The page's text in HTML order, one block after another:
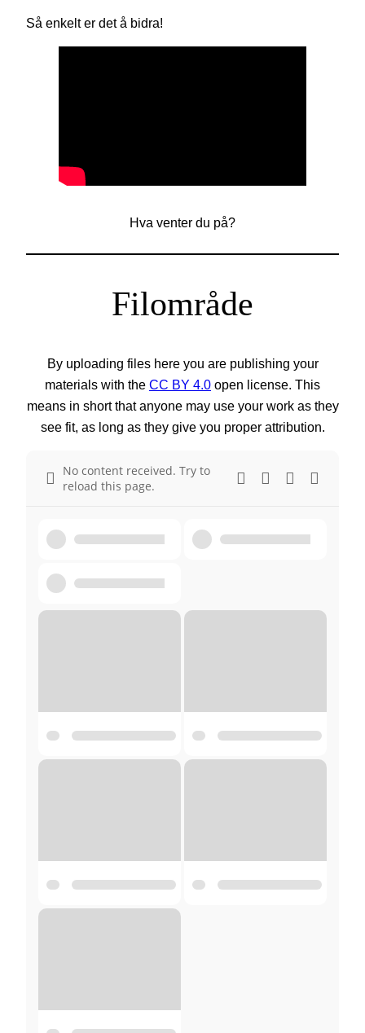
Så enkelt er det å bidra!
Hva venter du på?
Filområde
By uploading files here you are publishing your
materials with the CC BY 4.0 open license. This
means in short that anyone may use your work as they
see fit, as long as they give you proper attribution.
No content received. Try to
reload this page.